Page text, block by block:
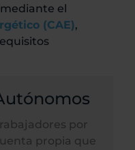
el
(CAE),
por
propia que